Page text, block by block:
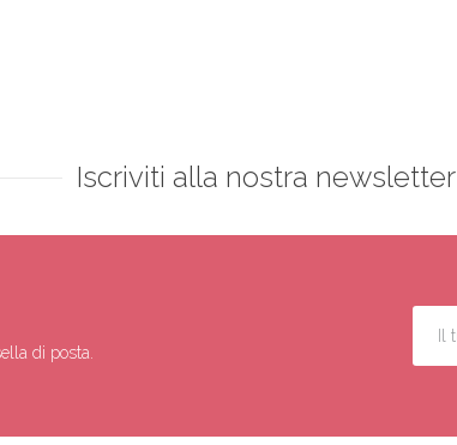
Iscriviti alla nostra newsletter
di posta.